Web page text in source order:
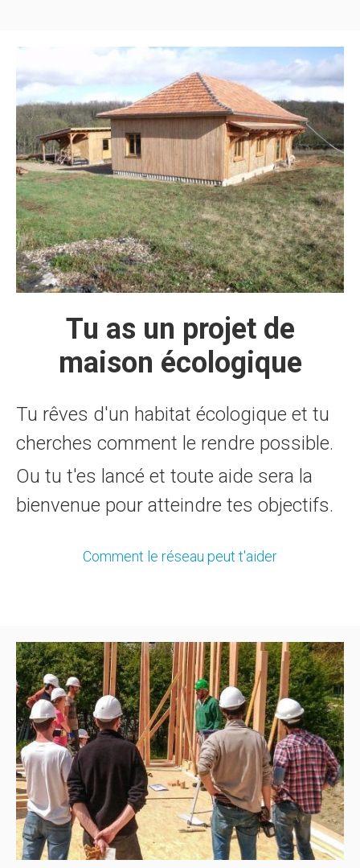
Tu as un projet de
maison écologique
Tu rêves d'un habitat écologique et tu
cherches comment le rendre possible.
Ou tu t'es lancé et toute aide sera la
bienvenue pour atteindre tes objectifs.
Comment le réseau peut t'aider